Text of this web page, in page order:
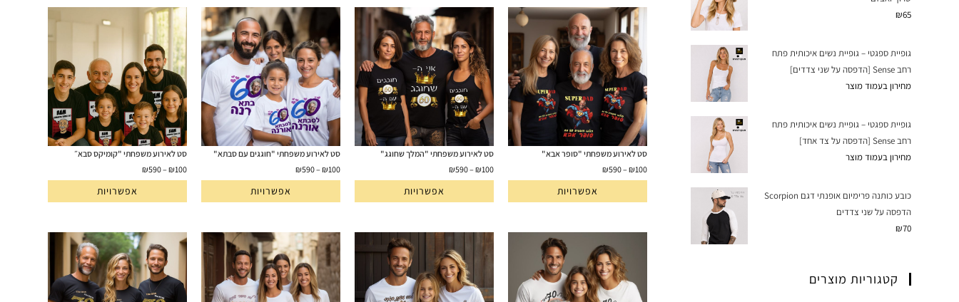
סט לאירוע משפחתי "סופר אבא"
₪100
–
₪590
אפשרויות
סט לאירוע משפחתי "המלך שחוגג"
₪100
–
₪590
אפשרויות
סט לאירוע משפחתי "חוגגים עם סבתא"
₪100
–
₪590
אפשרויות
סט לאירוע משפחתי "קומיקס סבא״
₪100
–
₪590
אפשרויות
₪65
גופיית ספגטי – גופיית נשים איכותית פתח
רחב Sense [הדפסה על שני צדדים]
מחירון בעמוד מוצר
גופיית ספגטי – גופיית נשים איכותית פתח
רחב Sense [הדפסה על צד אחד]
מחירון בעמוד מוצר
כובע כותנה פרימיום אופנתי דגם Scorpion
הדפסה על שני צדדים
₪70
קטגוריות מוצרים